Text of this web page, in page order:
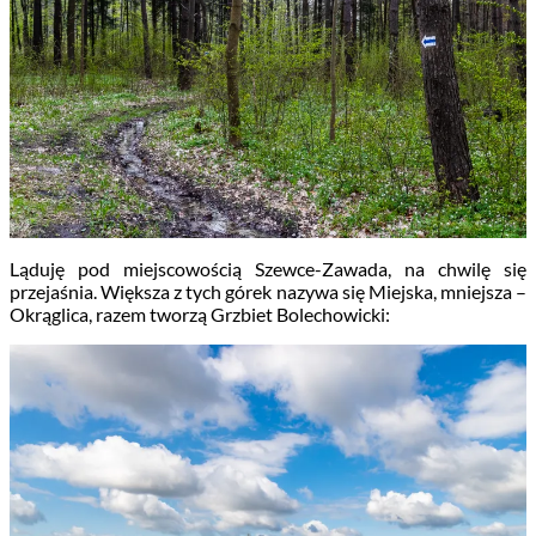
Ląduję pod miejscowością Szewce-Zawada, na chwilę się
przejaśnia. Większa z tych górek nazywa się Miejska, mniejsza –
Okrąglica, razem tworzą Grzbiet Bolechowicki: